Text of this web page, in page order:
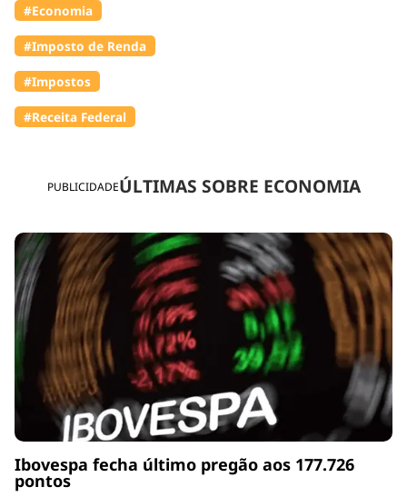
PUBLICIDADEÚLTIMAS SOBRE ECONOMIA
Ibovespa fecha último pregão aos 177.726
pontos
#Economia
#Imposto de Renda
#Impostos
#Receita Federal